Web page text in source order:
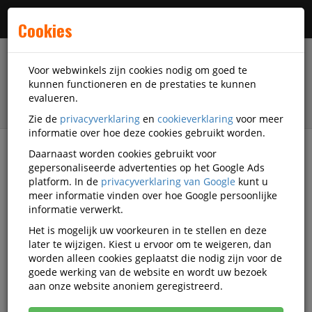
filter
Kantoorapparatuur
Papiervernietigers
Papiervernietiger Automatisch
Zoekresultaten voor 'Rexel
AUTO+'
Cookies
Voor webwinkels zijn cookies nodig om goed te
kunnen functioneren en de prestaties te kunnen
evalueren.
Zie de privacyverklaring en cookieverklaring voor meer
informatie over hoe deze cookies gebruikt worden.
Daarnaast worden cookies gebruikt voor
gepersonaliseerde advertenties op het Google Ads
platform. In de privacyverklaring van Google kunt u
meer informatie vinden over hoe Google persoonlijke
informatie verwerkt.
Het is mogelijk uw voorkeuren in te stellen en deze
later te wijzigen. Kiest u ervoor om te weigeren, dan
worden alleen cookies geplaatst die nodig zijn voor de
goede werking van de website en wordt uw bezoek
aan onze website anoniem geregistreerd.